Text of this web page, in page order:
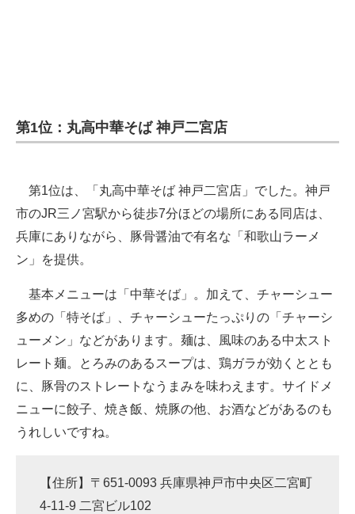
第1位：丸高中華そば 神戸二宮店
第1位は、「丸高中華そば 神戸二宮店」でした。神戸
市のJR三ノ宮駅から徒歩7分ほどの場所にある同店は、
兵庫にありながら、豚骨醤油で有名な「和歌山ラーメ
ン」を提供。
基本メニューは「中華そば」。加えて、チャーシュー
多めの「特そば」、チャーシューたっぷりの「チャーシ
ューメン」などがあります。麺は、風味のある中太スト
レート麺。とろみのあるスープは、鶏ガラが効くととも
に、豚骨のストレートなうまみを味わえます。サイドメ
ニューに餃子、焼き飯、焼豚の他、お酒などがあるのも
うれしいですね。
【住所】〒651-0093 兵庫県神戸市中央区二宮町
4-11-9 二宮ビル102